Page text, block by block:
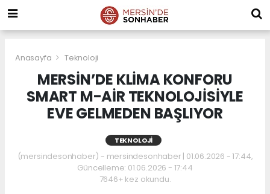
Anasayfa Teknoloji
MERSİN’DE KLİMA KONFORU
SMART M-AİR TEKNOLOJİSİYLE
EVE GELMEDEN BAŞLIYOR
TEKNOLOJI
(mersindesonhaber) - mersindesonhaber | 01.06.2026 - 17:44,
Güncelleme: 01.06.2026 - 17:44
7646+ kez okundu.